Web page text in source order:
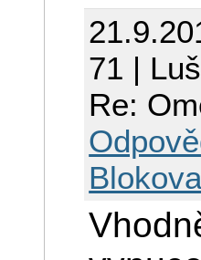
71 |
Re: